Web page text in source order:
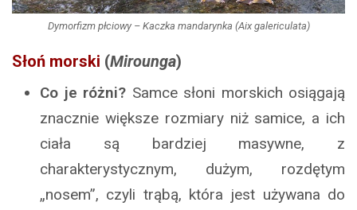
Dymorfizm płciowy – Kaczka mandarynka (Aix galericulata)
Słoń morski (Mirounga)
Co je różni? Samce słoni morskich osiągają
znacznie większe rozmiary niż samice, a ich
ciała są bardziej masywne, z
charakterystycznym, dużym, rozdętym
„nosem”, czyli trąbą, która jest używana do